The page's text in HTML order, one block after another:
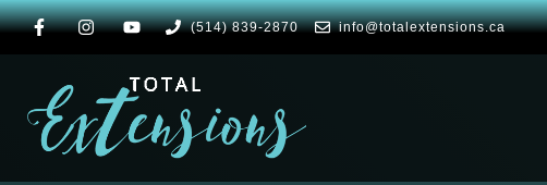
(514) 839-2870 info@totalextensions.ca